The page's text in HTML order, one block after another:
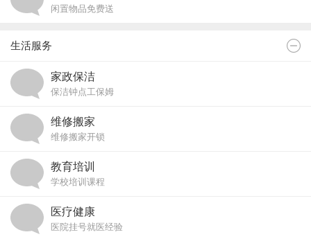
闲置物品免费送
生活服务
家政保洁
保洁钟点工保姆
维修搬家
维修搬家开锁
教育培训
学校培训课程
医疗健康
医院挂号就医经验